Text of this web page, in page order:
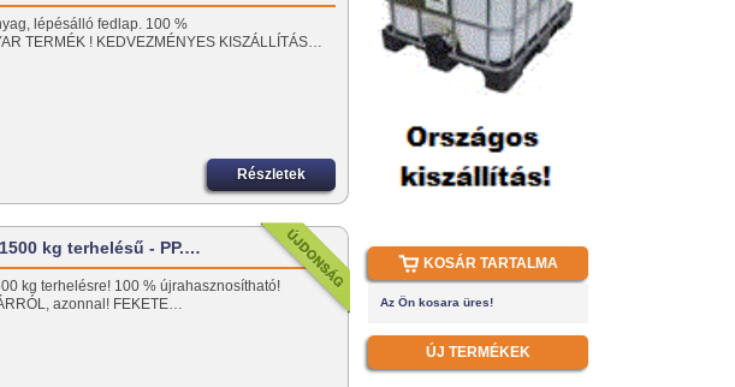
lépésálló fedlap. 100 %
TERMÉK ! KEDVEZMÉNYES KISZÁLLÍTÁS…
Részletek
kg terhelésű - PP.…
kg terhelésre! 100 % újrahasznosítható!
azonnal! FEKETE…
KOSÁR TARTALMA
Az Ön kosara üres!
ÚJ TERMÉKEK